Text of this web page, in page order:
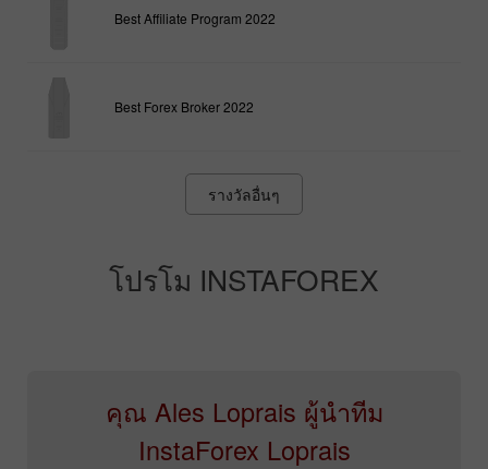
Best Affiliate Program 2022
Best Forex Broker 2022
รางวัลอื่นๆ
โปรโม INSTAFOREX
คุณ Ales Loprais ผู้นำทีม
InstaForex Loprais